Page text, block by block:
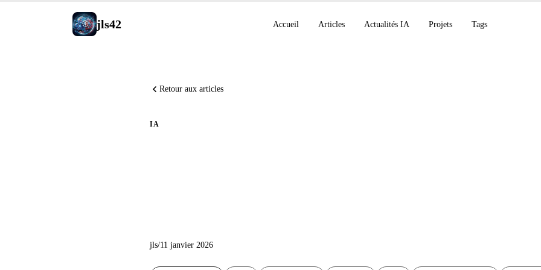
jls42 Accueil Articles Actualités IA Projets Tags
Retour aux articles
IA
jls/11 janvier 2026